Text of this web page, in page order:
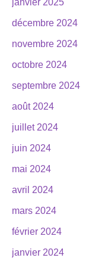
janvier 2025
décembre 2024
novembre 2024
octobre 2024
septembre 2024
août 2024
juillet 2024
juin 2024
mai 2024
avril 2024
mars 2024
février 2024
janvier 2024